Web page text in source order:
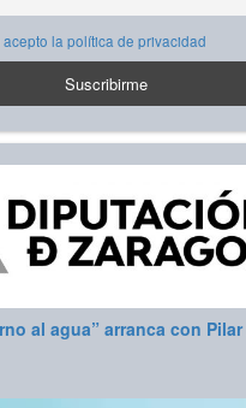
la política de privacidad
al agua” arranca con